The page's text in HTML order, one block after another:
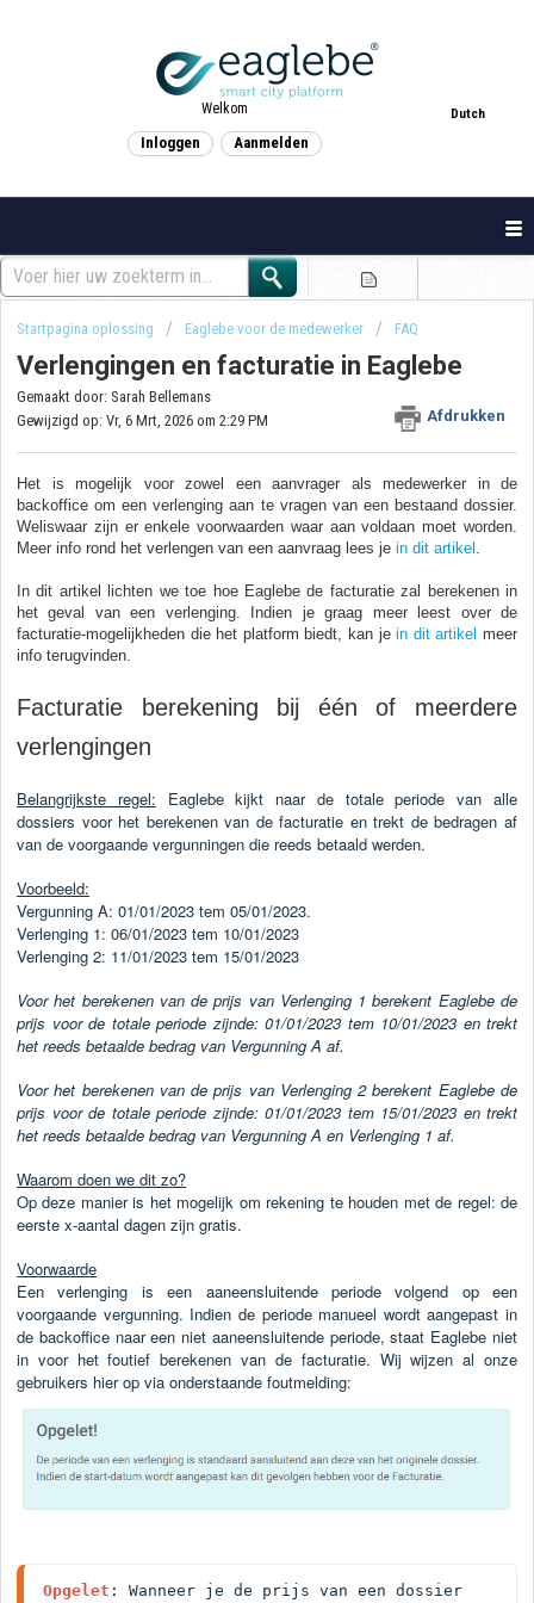
Dutch
Welkom
Inloggen Aanmelden
Startpagina oplossing Eaglebe voor de medewerker FAQ
Verlengingen en facturatie in Eaglebe
Afdrukken
Gemaakt door: Sarah Bellemans
Gewijzigd op: Vr, 6 Mrt, 2026 om 2:29 PM
Het is mogelijk voor zowel een aanvrager als medewerker in de
backoffice om een verlenging aan te vragen van een bestaand dossier.
Weliswaar zijn er enkele voorwaarden waar aan voldaan moet worden.
Meer info rond het verlengen van een aanvraag lees je in dit artikel
In dit artikel lichten we toe hoe Eaglebe de facturatie zal berekenen in
het geval van een verlenging. Indien je graag meer leest over de
facturatie-mogelijkheden die het platform biedt, kan jein dit artikel meer
info terugvinden.
Facturatie berekening bij één of meerdere
verlengingen
Belangrijkste regel: Eaglebe kijkt naar de totale periode van alle
dossiers voor het berekenen van de facturatie en trekt de bedragen af
van de voorgaande vergunningen die reeds betaald werden.
Voorbeeld:
Vergunning A: 01/01/2023 tem 05/01/2023.
Verlenging 1: 06/01/2023 tem 10/01/2023
Verlenging 2: 11/01/2023 tem 15/01/2023
Voor het berekenen van de prijs van Verlenging 1 berekent Eaglebe de
prijs voor de totale periode zijnde: 01/01/2023 tem 10/01/2023 en trekt
het reeds betaalde bedrag van Vergunning A af.
Voor het berekenen van de prijs van Verlenging 2 berekent Eaglebe de
prijs voor de totale periode zijnde: 01/01/2023 tem 15/01/2023 en trekt
het reeds betaalde bedrag van Vergunning A en Verlenging 1 af.
Waarom doen we dit zo?
Op deze manier is het mogelijk om rekening te houden met de regel: de
eerste x-aantal dagen zijn gratis.
Voorwaarde
Een verlenging is een aaneensluitende periode volgend op een
voorgaande vergunning. Indien de periode manueel wordt aangepast in
de backoffice naar een niet aaneensluitende periode, staat Eaglebe niet
in voor het foutief berekenen van de facturatie. Wij wijzen al onze
gebruikers hier op via onderstaande foutmelding:
Opgelet : Wanneer je de prijs van een dossier